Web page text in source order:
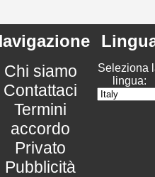
Chi siamo
Contattaci
Termini
accordo
Privato
Pubblicità
Seleziona
lingua: